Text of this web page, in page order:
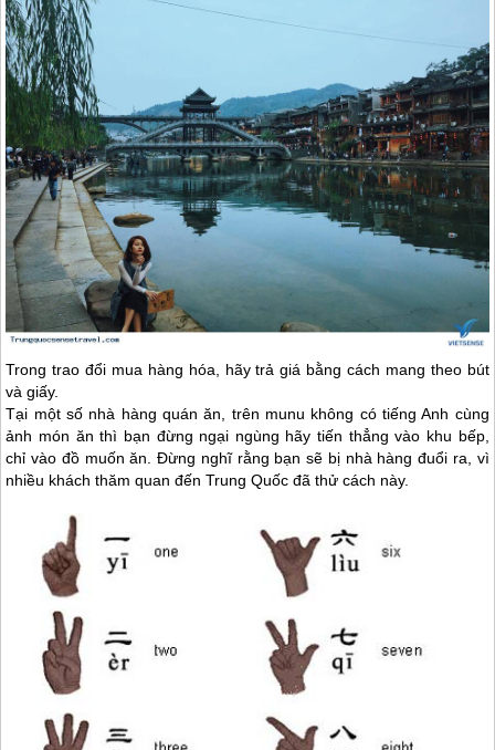
Trong trao đổi mua hàng hóa, hãy trả giá bằng cách mang theo bút
và giấy.
Tại một số nhà hàng quán ăn, trên munu không có tiếng Anh cùng
ảnh món ăn thì bạn đừng ngại ngùng hãy tiến thẳng vào khu bếp,
chỉ vào đồ muốn ăn. Đừng nghĩ rằng bạn sẽ bị nhà hàng đuổi ra, vì
nhiều khách thăm quan đếnTrung Quốc đã thử cách này.